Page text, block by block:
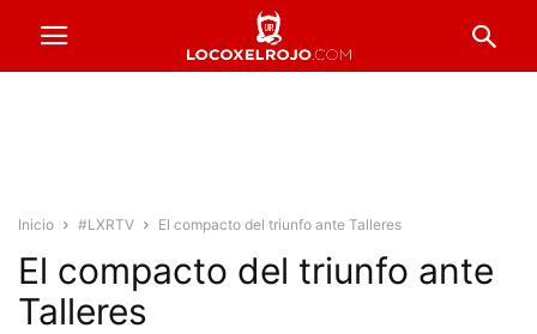
Inicio #LXRTV El compacto del triunfo ante Talleres
El compacto del triunfo ante
Talleres